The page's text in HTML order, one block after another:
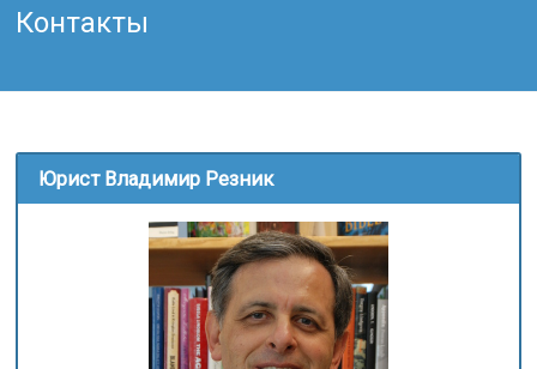
Контакты
Юрист Владимир Резник